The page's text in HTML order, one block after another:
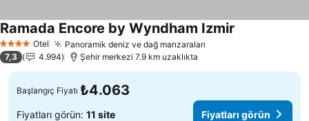
4 Yıldız Otel Panoramik deniz ve dağ manzaraları
Ramada Encore by Wyndham Izmir
7,3 4.994 Şehir merkezi 7.9 km uzaklıkta
Başlangıç Fiyatı ₺4.063
Fiyatları görün: 11 site Fiyatları görün